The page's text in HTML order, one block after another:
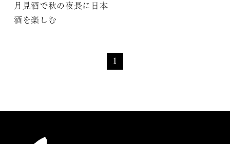
月見酒で秋の夜長に日本
酒を楽しむ
1